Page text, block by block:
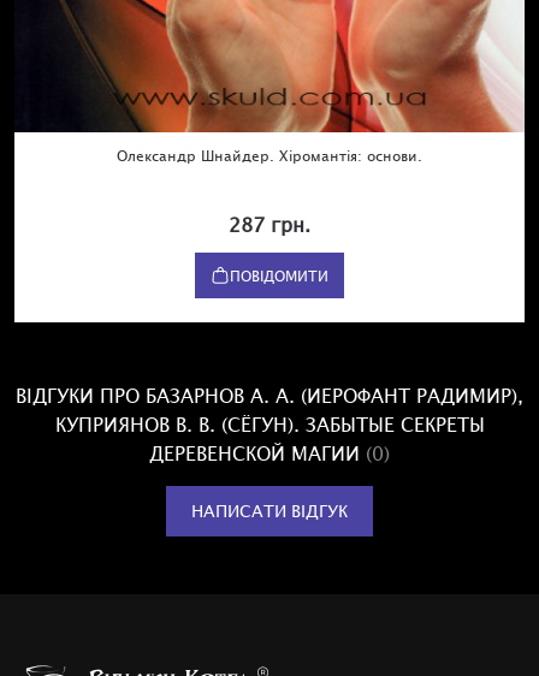
Олександр Шнайдер. Хіромантія: основи.
287 грн.
ПОВІДОМИТИ
ВІДГУКИ ПРО БАЗАРНОВ А. А. (ИЕРОФАНТ РАДИМИР),
КУПРИЯНОВ В. В. (СЁГУН). ЗАБЫТЫЕ СЕКРЕТЫ
ДЕРЕВЕНСКОЙ МАГИИ (0)
НАПИСАТИ ВІДГУК